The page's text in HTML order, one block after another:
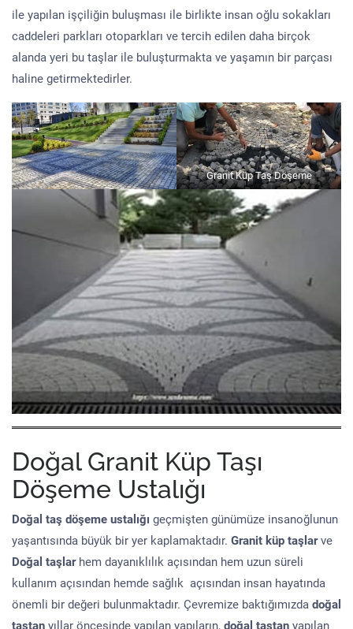
ile yapılan işçiliğin buluşması ile birlikte insan oğlu sokakları
caddeleri parkları otoparkları ve tercih edilen daha birçok
alanda yeri bu taşlar ile buluşturmakta ve yaşamın bir parçası
haline getirmektedirler.
Granit Küp Taş Döşeme
Doğal Granit Küp Taşı
Döşeme Ustalığı
Doğal taş döşeme ustalığı geçmişten günümüze insanoğlunun
yaşantısında büyük bir yer kaplamaktadır. Granit küp taşlarve
Doğal taşlar hem dayanıklılık açısından hem uzun süreli
kullanım açısından hemde sağlık açısından insan hayatında
önemli bir değeri bulunmaktadır. Çevremize baktığımızda doğal
taştan yıllar öncesinde yapılan yapıların, doğal taştan yapılan